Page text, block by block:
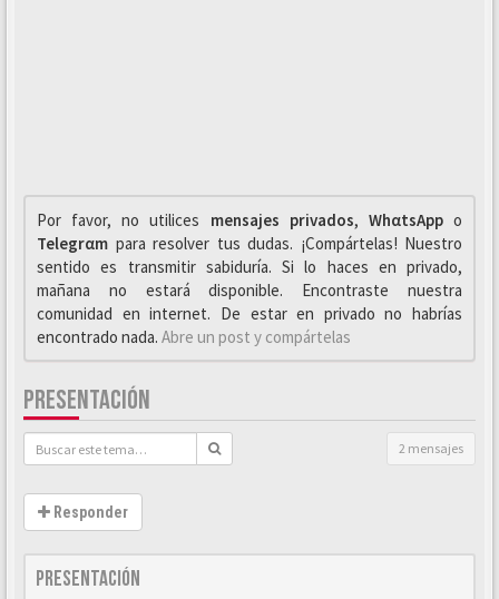
Por favor, no utilices mensajes privados, WhαtsAppo
Telegrαm para resolver tus dudas. ¡Compártelas! Nuestro
sentido es transmitir sabiduría. Si lo haces en privado,
mañana no estará disponible. Encontraste nuestra
comunidad en internet. De estar en privado no habrías
encontrado nada. Abre un post y compártelas
PRESENTACIÓN
2 mensajes
Responder
Presentación